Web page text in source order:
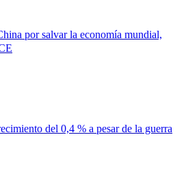
por salvar la economía mundial,
del 0,4 % a pesar de la guerra